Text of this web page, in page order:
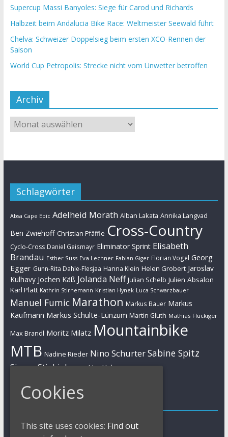
Supercup Massi Banyoles: Siege für Carod und Richards
Halbzeit beim Andalucia Bike Race: Weltmeister Seewald führt
Chelva: Schweizer Doppelsieg beim ersten XCO-Rennen der
Saison
World Cup Petropolis: Strecke nicht vom Unwetter betroffen
Archiv
Schlagwörter
Absa Cape Epic Adelheid Morath Alban Lakata Annika Langvad
Ben Zwiehoff Christian Pfäffle Cross-Country
Cyclo-Cross Daniel Geismayr Eliminator Sprint Elisabeth
Brandau Esther Süss Eva Lechner Fabian Giger Florian Vogel Georg
Egger Gunn-Rita Dahle-Flesjaa Hanna Klein Helen Grobert Jaroslav
Kulhavy Jochen Käß Jolanda Neff Julian Schelb Julien Absalon
Karl Platt Kathrin Stirnemann Kristian Hynek Luca Schwarzbauer
Manuel Fumic Marathon Markus Bauer Markus
Kaufmann Markus Schulte-Lünzum Martin Gluth Mathias Flückiger
Max Brandl Moritz Milatz Mountainbike
MTB Nadine Rieder Nino SchurterSabine Spitz
Simon Stiebjahn UCI Urs Huber
Impressum
Impressum / Kontakt
Cookies
This site uses cookies: Find out